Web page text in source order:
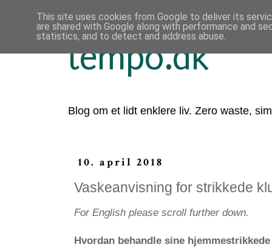
tempo.dk
Blog om et lidt enklere liv. Zero waste,
10. april 2018
Vaskeanvisning for strikkede
For English please scroll further down.
Hvordan behandle sine
This site uses cookies from Google to deliver its
are shared with Google along with performance and
statistics, and to detect and address abuse.